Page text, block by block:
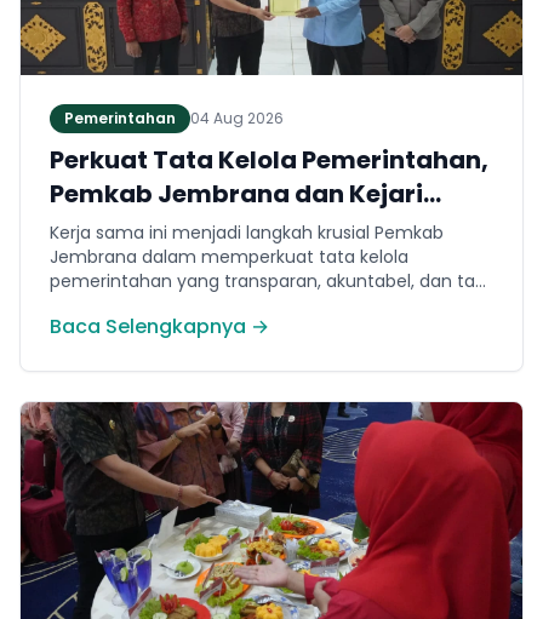
Pemerintahan 04 Aug 2026
Perkuat Tata Kelola Pemerintahan,
Pemkab Jembrana dan Kejari
Jembrana Sepakati Kerja Sama
Hukum Datun
Kerja sama ini menjadi langkah krusial Pemkab
Jembrana dalam memperkuat tata kelola
pemerintahan yang transparan, akuntabel, dan taat
mencakup tiga domain utama, yakni pemberian
tindakan hukum lainnya.
Baca Selengkapnya →